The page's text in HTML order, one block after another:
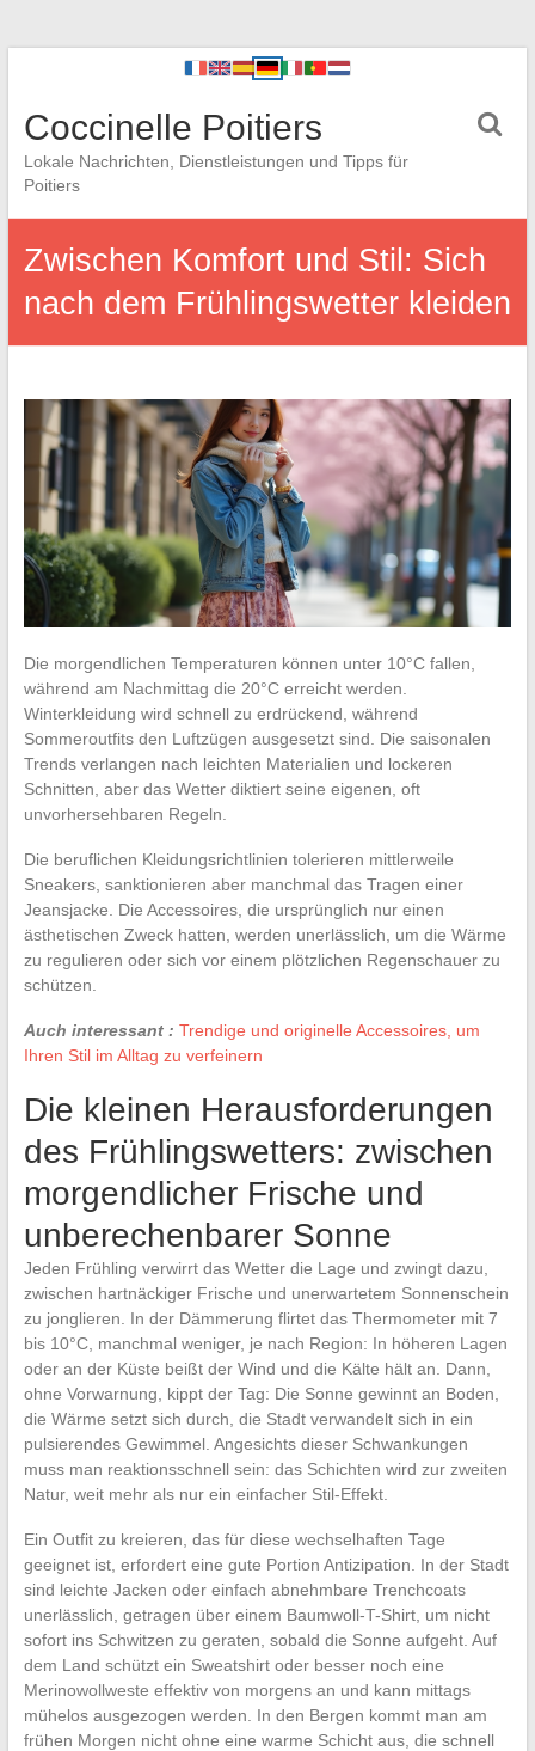
Coccinelle Poitiers
Lokale Nachrichten, Dienstleistungen und Tipps für
Poitiers
Zwischen Komfort und Stil: Sich
nach dem Frühlingswetter kleiden
Die morgendlichen Temperaturen können unter 10°C fallen,
während am Nachmittag die 20°C erreicht werden.
Winterkleidung wird schnell zu erdrückend, während
Sommeroutfits den Luftzügen ausgesetzt sind. Die saisonalen
Trends verlangen nach leichten Materialien und lockeren
Schnitten, aber das Wetter diktiert seine eigenen, oft
unvorhersehbaren Regeln.
Die beruflichen Kleidungsrichtlinien tolerieren mittlerweile
Sneakers, sanktionieren aber manchmal das Tragen einer
Jeansjacke. Die Accessoires, die ursprünglich nur einen
ästhetischen Zweck hatten, werden unerlässlich, um die Wärme
zu regulieren oder sich vor einem plötzlichen Regenschauer zu
schützen.
Auch interessant : Trendige und originelle Accessoires, um
Ihren Stil im Alltag zu verfeinern
Die kleinen Herausforderungen
des Frühlingswetters: zwischen
morgendlicher Frische und
unberechenbarer Sonne
Jeden Frühling verwirrt das Wetter die Lage und zwingt dazu,
zwischen hartnäckiger Frische und unerwartetem Sonnenschein
zu jonglieren. In der Dämmerung flirtet das Thermometer mit 7
bis 10°C, manchmal weniger, je nach Region: In höheren Lagen
oder an der Küste beißt der Wind und die Kälte hält an. Dann,
ohne Vorwarnung, kippt der Tag: Die Sonne gewinnt an Boden,
die Wärme setzt sich durch, die Stadt verwandelt sich in ein
pulsierendes Gewimmel. Angesichts dieser Schwankungen
muss man reaktionsschnell sein: das Schichten wird zur zweiten
Natur, weit mehr als nur ein einfacher Stil-Effekt.
Ein Outfit zu kreieren, das für diese wechselhaften Tage
geeignet ist, erfordert eine gute Portion Antizipation. In der Stadt
sind leichte Jacken oder einfach abnehmbare Trenchcoats
unerlässlich, getragen über einem Baumwoll-T-Shirt, um nicht
sofort ins Schwitzen zu geraten, sobald die Sonne aufgeht. Auf
dem Land schützt ein Sweatshirt oder besser noch eine
Merinowollweste effektiv von morgens an und kann mittags
mühelos ausgezogen werden. In den Bergen kommt man am
frühen Morgen nicht ohne eine warme Schicht aus, die schnell